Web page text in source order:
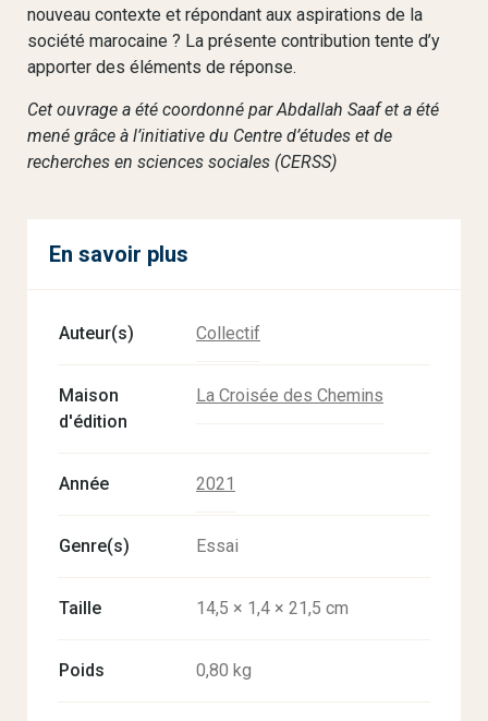
nouveau contexte et répondant aux aspirations de la
société marocaine ? La présente contribution tente d’y
apporter des éléments de réponse.
Cet ouvrage a été coordonné par Abdallah Saaf et a été
mené grâce à l’initiative du Centre d’études et de
recherches en sciences sociales (CERSS)
En savoir plus
Auteur(s) Collectif
Maison
d'édition
La Croisée des Chemins
Année 2021
Genre(s) Essai
Taille 14,5 × 1,4 × 21,5 cm
Poids 0,80 kg